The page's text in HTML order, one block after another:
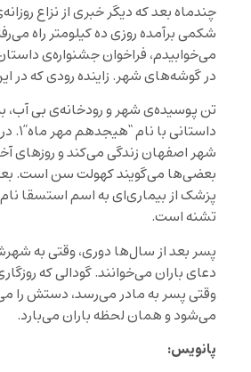
چندماه بعد که دیگر خبری از نزاع
شکمی برآمده روزی ده کیلومتر راه
می‌خوابیدم، فراخوان جشنواره‌ی
در گوشه‌های شهر. زاینده رودی که در
تن پوسیده‌ی شهر و رودخانه‌ی بی آب،
شهر اصفهان زندگی می‌کند و روزهای
بعضی‌ها می‌گویند کهولت سن است.
پزشک از بیماری‌ای به اسم استسقا
تشنه است.
پسر بعد از سال‌ها دوری، وقتی به
دعای باران می‌خوانند. گودالی که
وقتی پسر به مادر می‌رسد، دستش را
می‌شود و همان لحظه باران می‌بارد.
پانویس: